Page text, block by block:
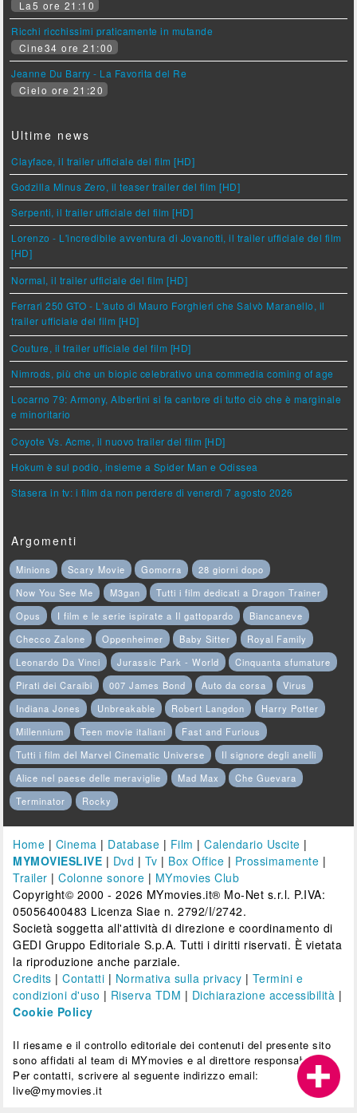
La5 ore 21:10
Ricchi ricchissimi praticamente in mutande
Cine34 ore 21:00
Jeanne Du Barry - La Favorita del Re
Cielo ore 21:20
Ultime news
Clayface, il trailer ufficiale del film [HD]
Godzilla Minus Zero, il teaser trailer del film [HD]
Serpenti, il trailer ufficiale del film [HD]
Lorenzo - L'incredibile avventura di Jovanotti, il trailer ufficiale del film
[HD]
Normal, il trailer ufficiale del film [HD]
Ferrari 250 GTO - L'auto di Mauro Forghieri che Salvò Maranello, il
trailer ufficiale del film [HD]
Couture, il trailer ufficiale del film [HD]
Nimrods, più che un biopic celebrativo una commedia coming of age
Locarno 79: Armony, Albertini si fa cantore di tutto ciò che è marginale
e minoritario
Coyote Vs. Acme, il nuovo trailer del film [HD]
Hokum è sul podio, insieme a Spider Man e Odissea
Stasera in tv: i film da non perdere di venerdì 7 agosto 2026
Argomenti
Minions Scary Movie Gomorra
28 giorni dopo
Now You See Me
M3gan
Tutti i film dedicati a Dragon Trainer
Opus
I film e le serie ispirate a Il gattopardo
Biancaneve
Checco Zalone
Oppenheimer Baby Sitter
Royal Family
Leonardo Da Vinci
Jurassic Park - World
Cinquanta sfumature
Pirati dei Caraibi
007 James Bond Auto da corsa
Virus
Indiana Jones
Unbreakable Robert Langdon
Harry Potter
Millennium
Teen movie italiani
Fast and Furious
Tutti i film del Marvel Cinematic Universe
Il signore degli anelli
Alice nel paese delle meraviglie
Mad Max
Che Guevara
Terminator
Rocky
Home | Cinema | Database | Film |Calendario Uscite |
MYMOVIESLIVE | Dvd | Tv | Box Office | Prossimamente |
Trailer |Colonne sonore | MYmovies Club
Copyright© 2000 - 2026 MYmovies.it® Mo-Net s.r.l. P.IVA:
05056400483 Licenza Siae n. 2792/I/2742.
Società soggetta all'attività di direzione e coordinamento di
GEDI Gruppo Editoriale S.p.A. Tutti i diritti riservati. È vietata
la riproduzione anche parziale.
Credits |Contatti | Normativa sulla privacy | Termini e
condizioni d'uso | Riserva TDM | Dichiarazione accessibilità |
Cookie Policy
Il riesame e il controllo editoriale dei contenuti del presente sito
sono affidati al team di MYmovies e al direttore responsabile.
Per contatti, scrivere al seguente indirizzo email:
live@mymovies.it